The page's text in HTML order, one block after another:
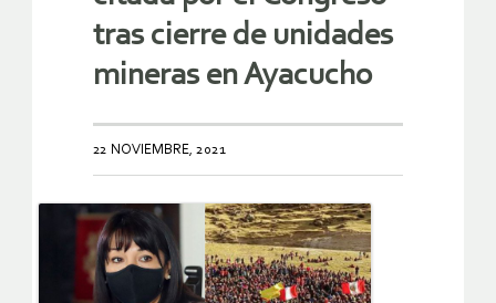
tras cierre de unidades
mineras en Ayacucho
22 NOVIEMBRE, 2021